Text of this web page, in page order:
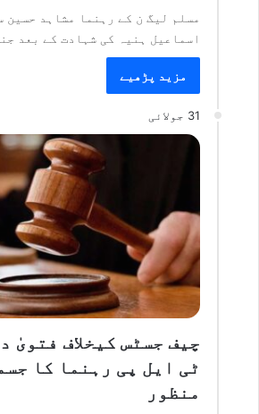
مسلم لیگ ن کے رہنما مشاہد حسین
اسماعیل ہنیہ کی شہادت کے بعد
مزید پڑھیے
31 جولائی
چیف جسٹس کیخلاف فتویٰ
ٹی ایل پی رہنما کا
منظور